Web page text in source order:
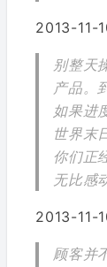
2013-11-
别整天
产品。
如果进
世界末
你们正
无比感
2013-11-
顾客并